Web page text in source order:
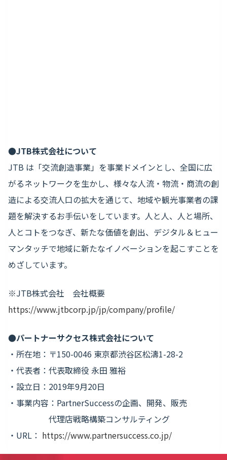
●JTB株式会社について
JTB は「交流創造事業」を事業ドメインとし、全国に広
がるネットワークを生かし、様々な人流・物流・商流の創
造による交流人口の拡大を通じて、地域や観光事業者の課
題を解決するお手伝いをしています。人と人、人と場所、
人とコトをつなぎ、新たな価値を創出、デジタル＆ヒュー
マンタッチで地域に新たなイノベーションを起こすことを
めざしています。
※JTB株式会社 会社概要
https://www.jtbcorp.jp/jp/company/profile/
●パートナーサクセス株式会社について
・所在地：〒150-0046 東京都渋谷区松濤1-28-2
・代表者：代表取締役 永田 雅裕
・設立日：2019年9月20日
・事業内容：PartnerSuccessの企画、開発、販売
代理店戦略構築コンサルティング
・URL： https://www.partnersuccess.co.jp/